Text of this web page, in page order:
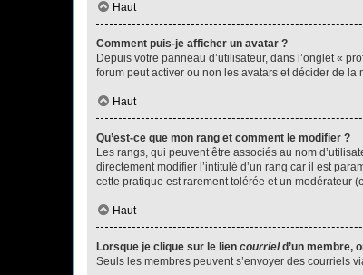
Haut
Comment puis-je afficher un avatar ?
Depuis votre panneau d’utilisateur, dans l’onglet «
forum peut activer ou non les avatars et décider de
Haut
Qu’est-ce que mon rang et comment le modifier ?
Les rangs, qui peuvent être associés au nom
directement modifier l’intitulé d’un rang car il est
cette pratique est rarement tolérée et un modérateur
Haut
Lorsque je clique sur le lien courrield’un membre,
Seuls les membres peuvent s’envoyer des courriels